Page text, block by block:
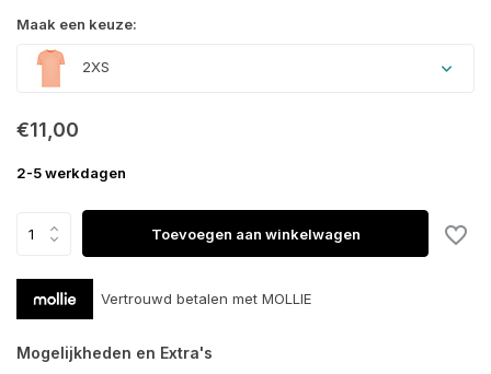
Maak een keuze:
2XS
€11,00
2-5 werkdagen
Toevoegen aan winkelwagen
Vertrouwd betalen met MOLLIE
Mogelijkheden en Extra's